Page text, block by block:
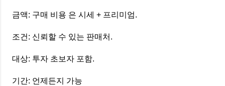
금액: 구매 비용 은 시세 + 프리미엄.
조건: 신뢰할 수 있는 판매처.
대상: 투자 초보자 포함.
기간: 언제든지 가능